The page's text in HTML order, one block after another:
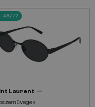
48/72
Laurent —